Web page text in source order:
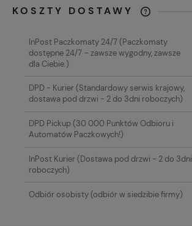
KOSZTY DOSTAWY
KOSZTÓW PŁATNOŚCI
InPost Paczkomaty 24/7(Paczkomaty
dostępne 24/7 – zawsze wygodny, zawsze
dla Ciebie.)
DPD - Kurier(Standardowy serwis krajowy,
dostawa pod drzwi - 2 do 3dni roboczych)
DPD Pickup(30 000 Punktów Odbioru i
Automatów Paczkowych!)
InPost Kurier(Dostawa pod drzwi - 2 do 3dni
roboczych)
Odbiór osobisty(odbiór w siedzibie firmy)